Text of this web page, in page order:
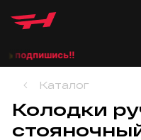
Каталог
Колодки